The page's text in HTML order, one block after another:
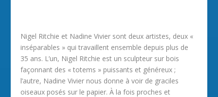
Nigel Ritchie et Nadine Vivier sont deux artistes, deux «
inséparables » qui travaillent ensemble depuis plus de
35 ans. L’un, Nigel Ritchie est un sculpteur sur bois
façonnant des « totems » puissants et généreux ;
l’autre, Nadine Vivier nous donne à voir de graciles
oiseaux posés sur le papier. À la fois proches et